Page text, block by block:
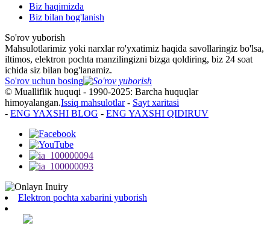
Biz haqimizda
Biz bilan bog'lanish
So'rov yuborish
Mahsulotlarimiz yoki narxlar ro'yxatimiz haqida savollaringiz bo'lsa,
iltimos, elektron pochta manzilingizni bizga qoldiring, biz 24 soat
ichida siz bilan bog'lanamiz.
So'rov uchun bosing
© Mualliflik huquqi - 1990-2025: Barcha huquqlar
himoyalangan.Issiq mahsulotlar- Sayt xaritasi
- ENG YAXSHI BLOG - ENG YAXSHI QIDIRUV
Elektron pochta xabarini yuborish